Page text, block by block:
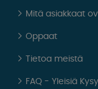
Mitä asiakkaat
Oppaat
Tietoa meistä
FAQ - Yleisiä